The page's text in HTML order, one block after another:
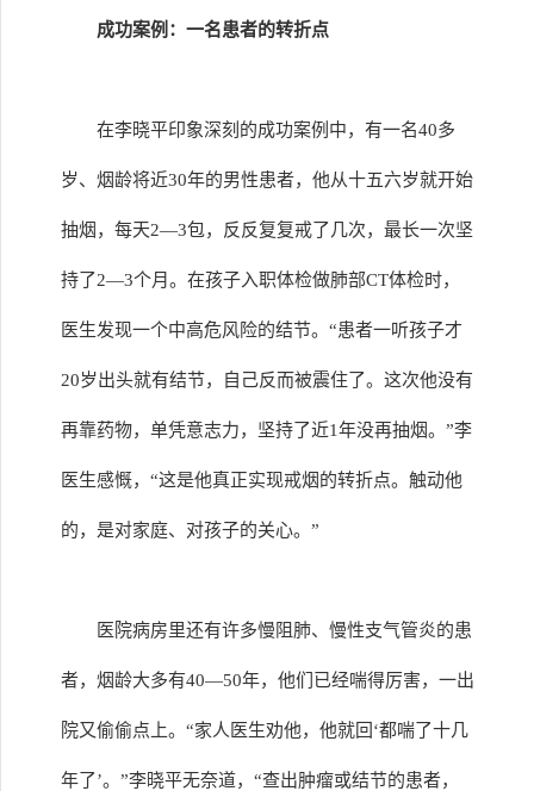
成功案例：一名患者的转折点
在李晓平印象深刻的成功案例中，有一名40多
岁、烟龄将近30年的男性患者，他从十五六岁就开始
抽烟，每天2—3包，反反复复戒了几次，最长一次坚
持了2—3个月。在孩子入职体检做肺部CT体检时，
医生发现一个中高危风险的结节。“患者一听孩子才
20岁出头就有结节，自己反而被震住了。这次他没有
再靠药物，单凭意志力，坚持了近1年没再抽烟。”李
医生感慨，“这是他真正实现戒烟的转折点。触动他
的，是对家庭、对孩子的关心。”
医院病房里还有许多慢阻肺、慢性支气管炎的患
者，烟龄大多有40—50年，他们已经喘得厉害，一出
院又偷偷点上。“家人医生劝他，他就回‘都喘了十几
年了’。”李晓平无奈道，“查出肿瘤或结节的患者，